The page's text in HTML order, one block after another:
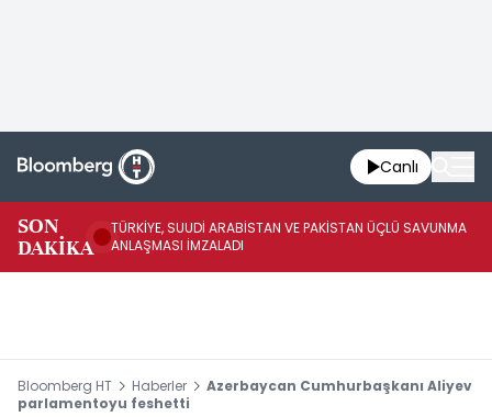
Canlı
SON
DAKİKA
TÜRKİYE, SUUDİ ARABİSTAN VE PAKİSTAN ÜÇLÜ SAVUNMA
ANLAŞMASI İMZALADI
Bloomberg HT Haberler
Azerbaycan Cumhurbaşkanı Aliyev
parlamentoyu feshetti